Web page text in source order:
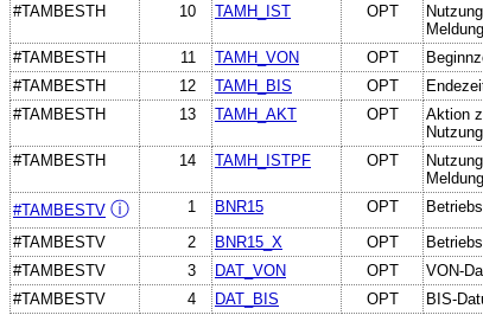
#TAMBESTH
10 TAMH_IST OPT
Meldung
#TAMBESTH 11 TAMH_VON OPT
#TAMBESTH
12 TAMH_BIS OPT
#TAMBESTH
13 TAMH_AKT OPT
Aktion
#TAMBESTH
14 TAMH_ISTPF OPT
#TAMBESTV ⓘ 1 BNR15 OPT
#TAMBESTV
2 BNR15_X OPT
#TAMBESTV
3 DAT_VON OPT VON-
#TAMBESTV
4 DAT_BIS OPT BIS-